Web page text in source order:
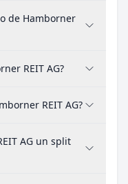
de Hamborner
REIT AG?
REIT AG?
AG un split